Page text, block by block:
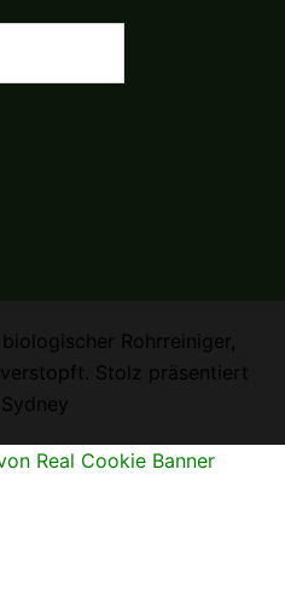
Rohrreiniger,
Stolz präsentiert
Sydney
Real Cookie Banner